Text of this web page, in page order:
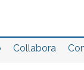
Collabora